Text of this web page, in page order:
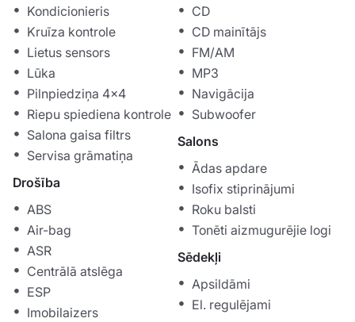
Kondicionieris
Kruīza kontrole
Lietus sensors
Lūka
Pilnpiedziņa 4x4
Riepu spiediena kontrole
Salona gaisa filtrs
Servisa grāmatiņa
Drošība
ABS
Air-bag
ASR
Centrālā atslēga
ESP
Imobilaizers
CD
CD mainītājs
FM/AM
MP3
Navigācija
Subwoofer
Salons
Ādas apdare
Isofix stiprinājumi
Roku balsti
Tonēti aizmugurējie logi
Sēdekļi
Apsildāmi
El. regulējami